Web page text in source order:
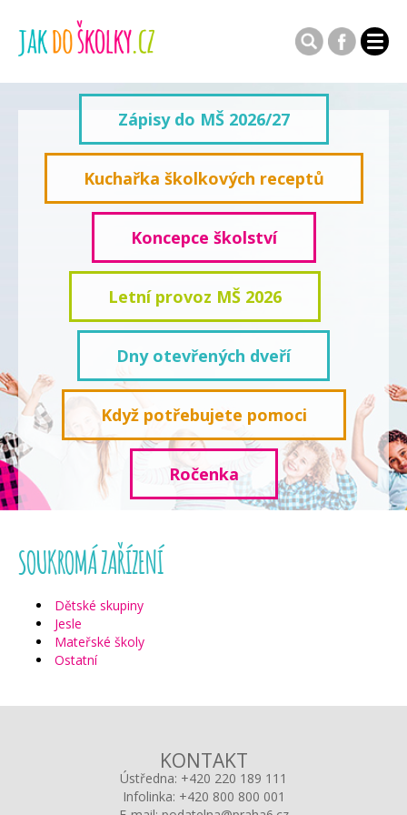
Zápisy do MŠ 2026/27
Kuchařka školkových receptů
Koncepce školství
Letní provoz MŠ 2026
Dny otevřených dveří
Když potřebujete pomoci
Ročenka
SOUKROMÁ ZAŘÍZENÍ
Dětské skupiny
Jesle
Mateřské školy
Ostatní
KONTAKT
Ústředna: +420 220 189 111
Infolinka: +420 800 800 001